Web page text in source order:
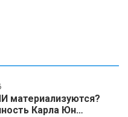
материализуются?
Карла Юн…